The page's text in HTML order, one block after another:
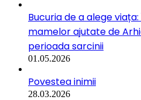
Bucuria de a alege
mamelor ajutate de
perioada sarcinii
01.05.2026
Povestea inimii
28.03.2026